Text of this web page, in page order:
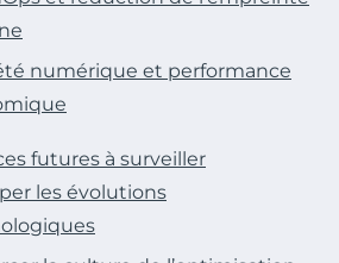
numérique et performance
futures à surveiller
les évolutions